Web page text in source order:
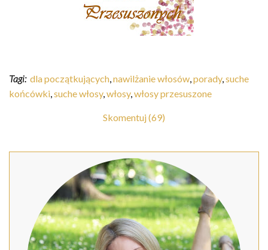
Tagi: dla początkujących,nawilżanie włosów,porady,suche
końcówki,suche włosy,włosy,włosy przesuszone
Skomentuj (69)